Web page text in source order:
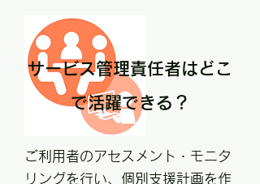
ご利用者のアセスメント・モニタ
リングを行い、個別支援計画を作
サービス管理責任者はどこ
で活躍できる？